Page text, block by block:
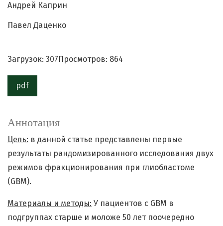
Андрей Каприн
Павел Даценко
Загрузок: 307 Просмотров: 864
pdf
Аннотация
Цель: в данной статье представлены первые
результаты рандомизированного исследования двух
режимов фракционирования при глиобластоме
(GBM).
Материалы и методы: У пациентов с GBM в
подгруппах старше и моложе 50 лет поочередно